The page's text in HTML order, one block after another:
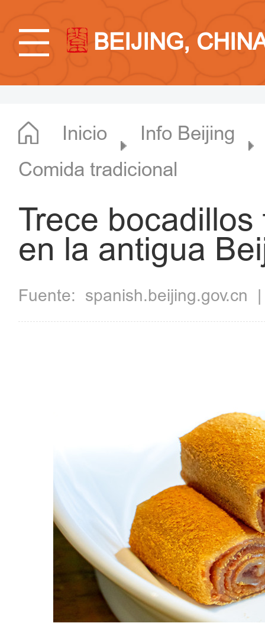
BEIJING,
Inicio
Info Beijing
Comida tradicional
Trece
en la antigua
Fuente: spanish.beijing.gov.cn